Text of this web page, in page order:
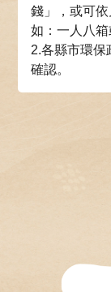
錢」，或可
如：一人八箱
2.各縣市環保
確認。